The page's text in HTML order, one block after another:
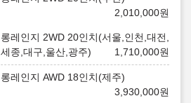
2,010,000원
롱레인지 2WD 20인치(서울,인천,대전,
세종,대구,울산,광주)
1,710,000원
롱레인지 AWD 18인치(제주)
3,930,000원